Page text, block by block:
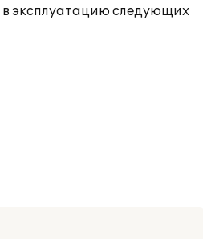
эксплуатацию следующих